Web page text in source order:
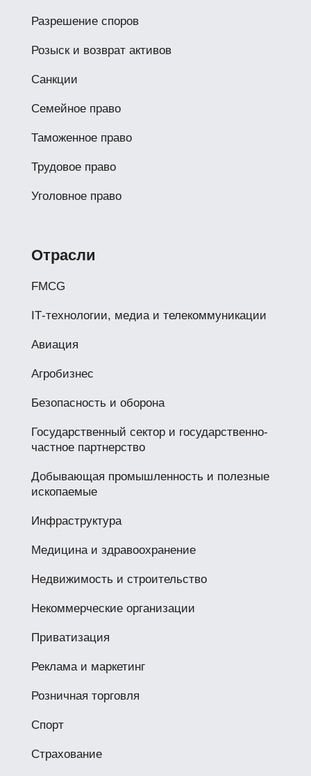
Разрешение споров
Розыск и возврат активов
Санкции
Семейное право
Таможенное право
Трудовое право
Уголовное право
Отрасли
FMCG
IТ-технологии, медиа и телекоммуникации
Авиация
Агробизнес
Безопасность и оборона
Государственный сектор и государственно-
частное партнерство
Добывающая промышленность и полезные
ископаемые
Инфраструктура
Медицина и здравоохранение
Недвижимость и строительство
Некоммерческие организации
Приватизация
Реклама и маркетинг
Розничная торговля
Спорт
Страхование